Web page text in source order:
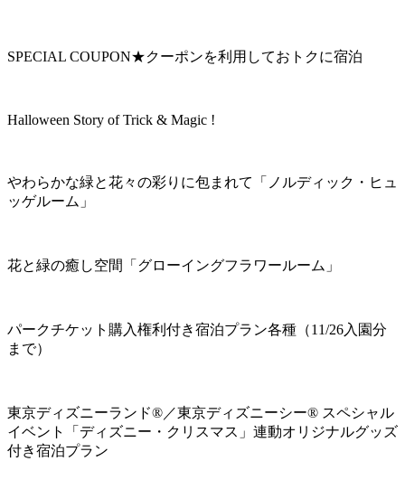
SPECIAL COUPON★クーポンを利用しておトクに宿泊
Halloween Story of Trick & Magic !
やわらかな緑と花々の彩りに包まれて「ノルディック・ヒュ
ッゲルーム」
花と緑の癒し空間「グローイングフラワールーム」
パークチケット購入権利付き宿泊プラン各種（11/26入園分
まで）
東京ディズニーランド®／東京ディズニーシー® スペシャル
イベント「ディズニー・クリスマス」連動オリジナルグッズ
付き宿泊プラン